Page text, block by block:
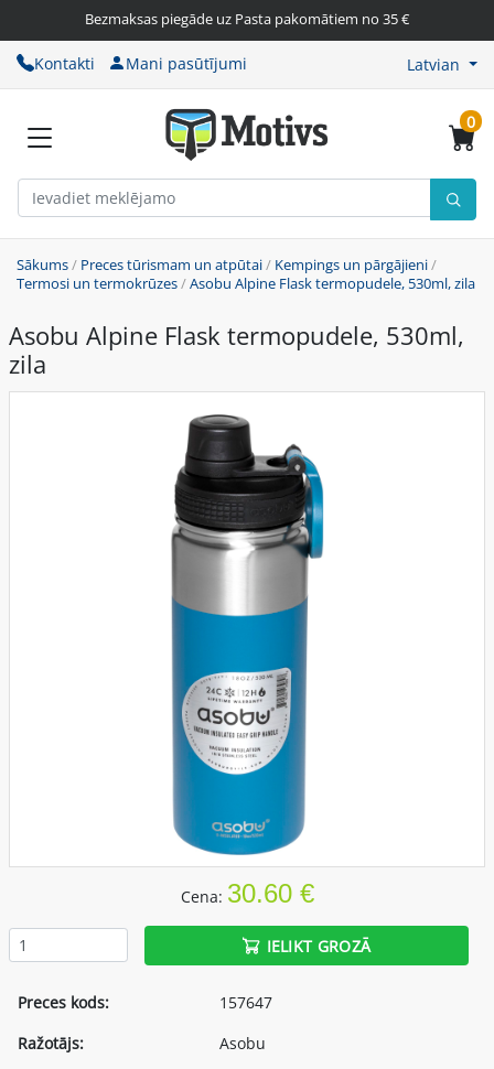
Bezmaksas piegāde uz Pasta pakomātiem no 35 €
Kontakti Mani pasūtījumi Latvian
0
Sākums/ Preces tūrismam un atpūtai/ Kempings un pārgājieni/
Termosi un termokrūzes/Asobu Alpine Flask termopudele, 530ml, zila
Asobu Alpine Flask termopudele, 530ml,
zila
Cena: 30.60 €
IELIKT GROZĀ
Preces kods:
157647
Ražotājs:
Asobu